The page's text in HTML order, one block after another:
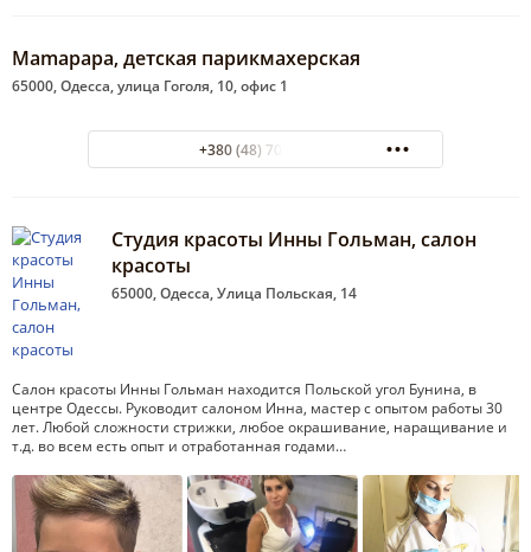
Mamapapa, детская парикмахерская
65000, Одесса, улица Гоголя, 10, офис 1
+380 (48) 701-28-89
Студия красоты Инны Гольман, салон
красоты
65000, Одесса, Улица Польская, 14
Салон красоты Инны Гольман находится Польской угол Бунина, в
центре Одессы. Руководит салоном Инна, мастер с опытом работы 30
лет. Любой сложности стрижки, любое окрашивание, наращивание и
т.д. во всем есть опыт и отработанная годами…